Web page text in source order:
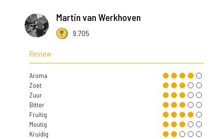
Martin van Werkhoven
9.705
Review
Aroma
Zoet
Zuur
Bitter
Fruitig
Moutig
Kruidig